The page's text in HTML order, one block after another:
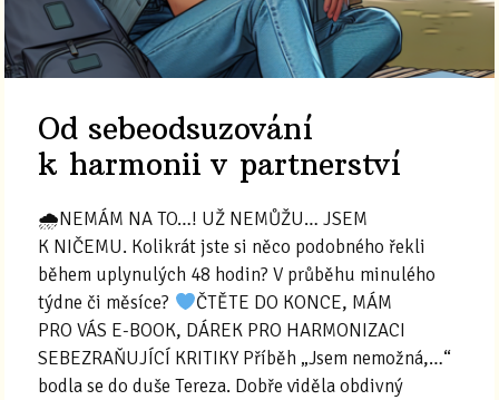
Od sebeodsuzování
k harmonii v partnerství
🌧NEMÁM NA TO…! UŽ NEMŮŽU… JSEM
K NIČEMU. Kolikrát jste si něco podobného řekli
během uplynulých 48 hodin? V průběhu minulého
týdne či měsíce?
ČTĚTE DO KONCE, MÁM
PRO VÁS E-BOOK, DÁREK PRO HARMONIZACI
SEBEZRAŇUJÍCÍ KRITIKY Příběh „Jsem nemožná,…“
bodla se do duše Tereza. Dobře viděla obdivný